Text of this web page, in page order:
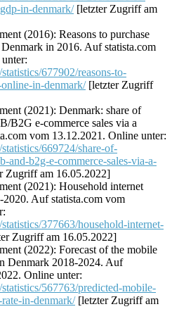
in-denmark/[letzter Zugriff am
(2016): Reasons to purchase
in 2016. Auf statista.com
677902/reasons-to-
in-denmark/[letzter Zugriff
(2021): Denmark: share of
B2G e-commerce sales via a
vom 13.12.2021. Online unter:
669724/share-of-
and-b2g-e-commerce-sales-via-a-
Zugriff am 16.05.2022]
(2021): Household internet
Auf statista.com vom
377663/household-internet-
Zugriff am 16.05.2022]
(2022): Forecast of the mobile
Denmark 2018-2024. Auf
Online unter:
567763/predicted-mobile-
in-denmark/[letzter Zugriff am